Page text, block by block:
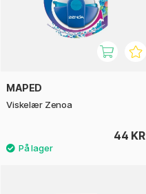
MAPED
Viskelær Zenoa
44 KR